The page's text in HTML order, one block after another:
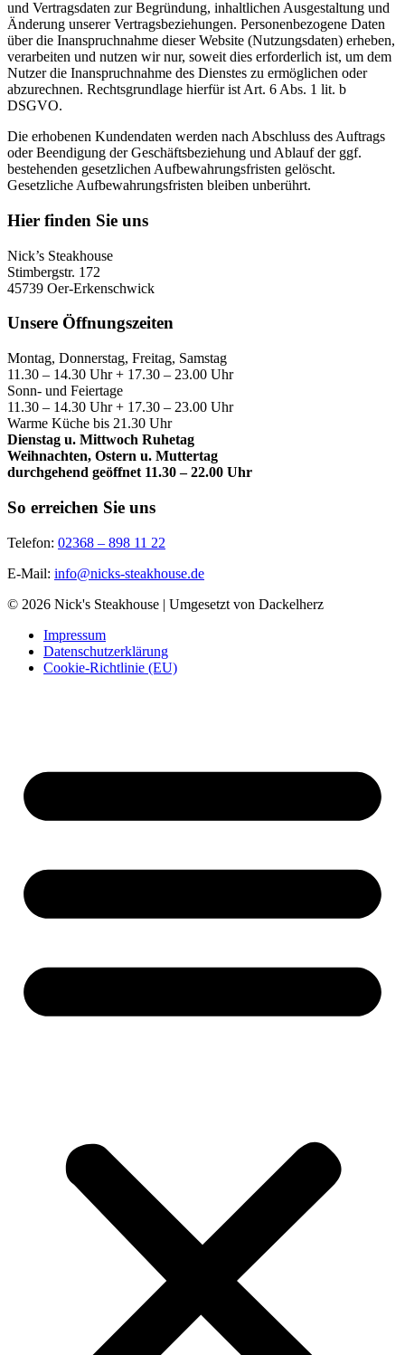
und Vertragsdaten zur Begründung, inhaltlichen Ausgestaltung und
Änderung unserer Vertragsbeziehungen. Personenbezogene Daten
über die Inanspruchnahme dieser Website (Nutzungsdaten) erheben,
verarbeiten und nutzen wir nur, soweit dies erforderlich ist, um dem
Nutzer die Inanspruchnahme des Dienstes zu ermöglichen oder
abzurechnen. Rechtsgrundlage hierfür ist Art. 6 Abs. 1 lit. b
DSGVO.
Die erhobenen Kundendaten werden nach Abschluss des Auftrags
oder Beendigung der Geschäftsbeziehung und Ablauf der ggf.
bestehenden gesetzlichen Aufbewahrungsfristen gelöscht.
Gesetzliche Aufbewahrungsfristen bleiben unberührt.
Hier finden Sie uns
Nick’s Steakhouse
Stimbergstr. 172
45739 Oer-Erkenschwick
Unsere Öffnungszeiten
Montag, Donnerstag, Freitag, Samstag
11.30 – 14.30 Uhr + 17.30 – 23.00 Uhr
Sonn- und Feiertage
11.30 – 14.30 Uhr + 17.30 – 23.00 Uhr
Warme Küche bis 21.30 Uhr
Dienstag u. Mittwoch Ruhetag
Weihnachten, Ostern u. Muttertag
durchgehend geöffnet 11.30 – 22.00 Uhr
So erreichen Sie uns
Telefon: 02368 – 898 11 22
E-Mail: info@nicks-steakhouse.de
© 2026 Nick's Steakhouse | Umgesetzt von Dackelherz
Impressum
Datenschutzerklärung
Cookie-Richtlinie (EU)